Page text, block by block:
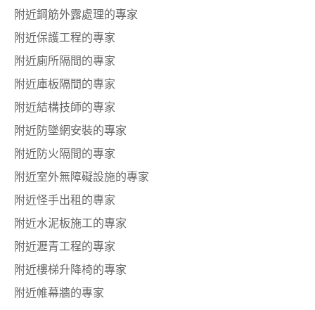
附近鋼筋外露處理的專家
附近保護工程的專家
附近廁所隔間的專家
附近庫板隔間的專家
附近結構技師的專家
附近防墜網安裝的專家
附近防火隔間的專家
附近室外無障礙設施的專家
附近怪手出租的專家
附近水泥板施工的專家
附近瀝青工程的專家
附近樓梯升降椅的專家
附近帷幕牆的專家